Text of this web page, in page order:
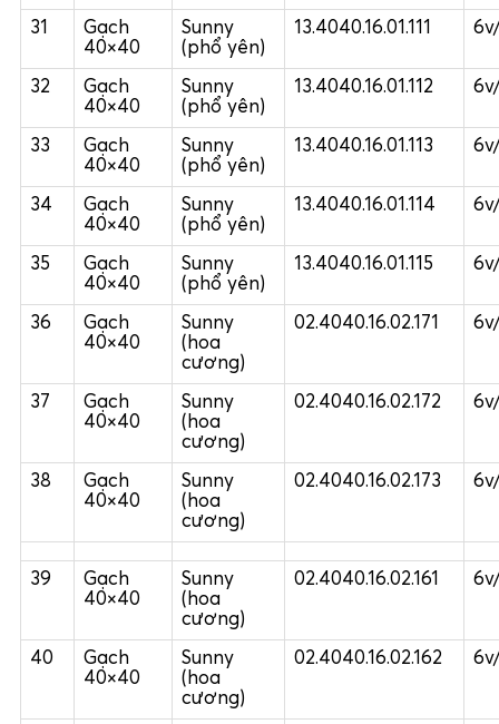
31
Gạch
40×40
Sunny
(phổ yên)
13.4040.16.01.111
32
Gạch
40×40
Sunny
(phổ yên)
13.4040.16.01.112
33
Gạch
40×40
Sunny
(phổ yên)
13.4040.16.01.113
34
Gạch
40×40
Sunny
(phổ yên)
13.4040.16.01.114
35
Gạch
40×40
Sunny
(phổ yên)
13.4040.16.01.115
36
Gạch
40×40
Sunny
(hoa
cương)
02.4040.16.02.171
37
Gạch
40×40
Sunny
(hoa
cương)
02.4040.16.02.172
38
Gạch
40×40
Sunny
(hoa
cương)
02.4040.16.02.173
39
Gạch
40×40
Sunny
(hoa
cương)
02.4040.16.02.161
40
Gạch
40×40
Sunny
(hoa
cương)
02.4040.16.02.162